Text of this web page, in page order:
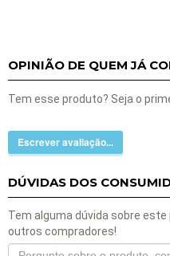
OPINIÃO DE QUEM JÁ
Tem esse produto? Seja o
Escrever avaliação...
DÚVIDAS DOS
Tem alguma dúvida sobre
outros compradores!